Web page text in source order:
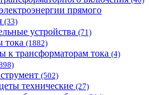
прямого
(33)
устройства (71)
тока (1882)
к трансформаторам тока (4)
(502)
технические (27)